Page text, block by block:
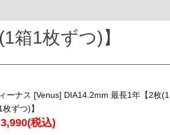
箱1枚ずつ)】
ーナス [Venus] DIA14.2mm 最長1年【2枚(1
枚ずつ)】
3,990(税込)